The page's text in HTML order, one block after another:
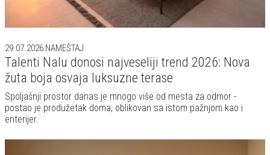
29.07.2026 NAMEŠTAJ
Talenti Nalu donosi najveseliji trend 2026: Nova
žuta boja osvaja luksuzne terase
Spoljašnji prostor danas je mnogo više od mesta za odmor -
postao je produžetak doma, oblikovan sa istom pažnjom kao i
enterijer.